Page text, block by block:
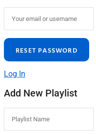
Log In
Add New Playlist